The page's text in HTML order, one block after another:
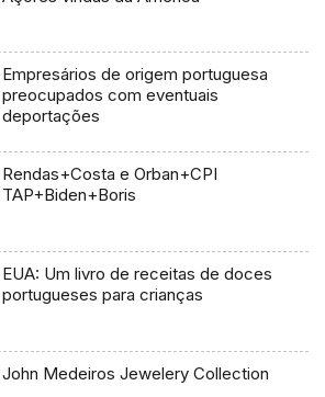
Empresários de origem portuguesa
preocupados com eventuais
deportações
Rendas+Costa e Orban+CPI
TAP+Biden+Boris
EUA: Um livro de receitas de doces
portugueses para crianças
John Medeiros Jewelery Collection